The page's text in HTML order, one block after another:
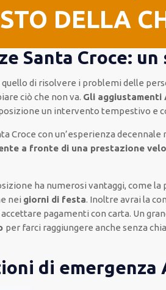
DELLA
Santa Croce:
di risolvere i problemi delle
ciò che non va. Gli aggiustamenti
un interventotempestivo e
Croce con un’esperienza decennale
a fronte di una prestazione
ha numerosi vantaggi, come la
nei giorni di festa. Inoltreavrai la
accettare pagamenticon carta. Un
per farci raggiungere anche senza
di emergenza